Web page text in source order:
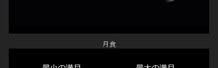
月食